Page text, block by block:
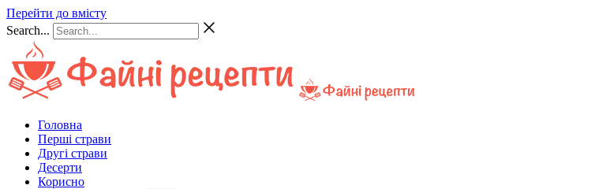
Перейти до вмісту
Search...
Головна
Перші страви
Другі страви
Десерти
Корисно